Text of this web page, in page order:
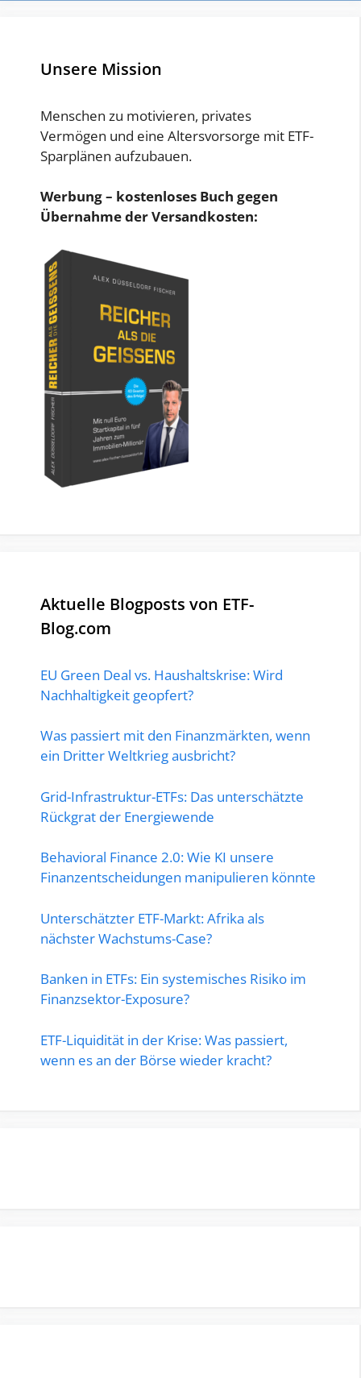
Unsere Mission
Menschen zu motivieren, privates
Vermögen und eine Altersvorsorge mit ETF-
Sparplänen aufzubauen.
Werbung – kostenloses Buch gegen
Übernahme der Versandkosten:
Aktuelle Blogposts von ETF-
Blog.com
EU Green Deal vs. Haushaltskrise: Wird
Nachhaltigkeit geopfert?
Was passiert mit den Finanzmärkten, wenn
ein Dritter Weltkrieg ausbricht?
Grid-Infrastruktur-ETFs: Das unterschätzte
Rückgrat der Energiewende
Behavioral Finance 2.0: Wie KI unsere
Finanzentscheidungen manipulieren könnte
Unterschätzter ETF-Markt: Afrika als
nächster Wachstums-Case?
Banken in ETFs: Ein systemisches Risiko im
Finanzsektor-Exposure?
ETF-Liquidität in der Krise: Was passiert,
wenn es an der Börse wieder kracht?